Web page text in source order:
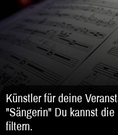
Artistik & Tanz
Bands
Solomusiker
Zauberer & Co
Alleinunterhalter
Künstler für deine
"Sängerin" Du kannst
filtern.